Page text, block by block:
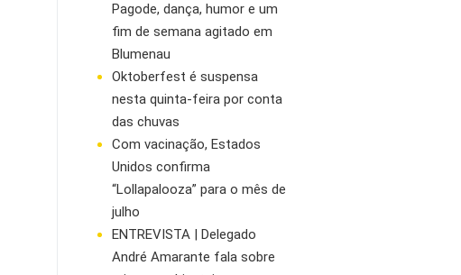
Pagode, dança, humor e um
fim de semana agitado em
Blumenau
Oktoberfest é suspensa
nesta quinta-feira por conta
das chuvas
Com vacinação, Estados
Unidos confirma
“Lollapalooza” para o mês de
julho
ENTREVISTA | Delegado
André Amarante fala sobre